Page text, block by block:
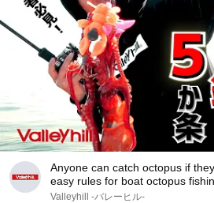
Anyone can catch octopus if
easy rules for boat octopus
Valleyhill -バレーヒル-